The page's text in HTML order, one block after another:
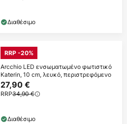
Διαθέσιμο
RRP -20%
Arcchio LED ενσωματωμένο φωτιστικό
Katerin, 10 cm, λευκό, περιστρεφόμενο
27,90 €
RRP34,90 €
Διαθέσιμο